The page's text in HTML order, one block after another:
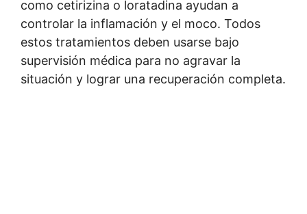
como cetirizina o loratadina ayudan a
controlar la inflamación y el moco. Todos
estos tratamientos deben usarse bajo
supervisión médica para no agravar la
situación y lograr una recuperación completa.